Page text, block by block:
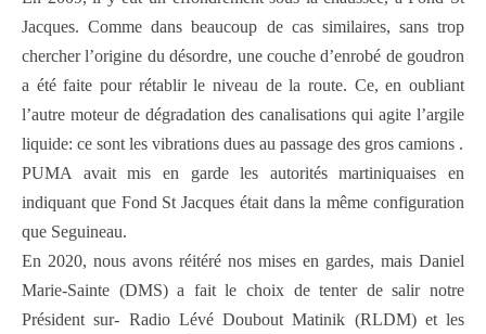
Jacques. Comme dans beaucoup de cas similaires, sans trop
chercher l’origine du désordre, une couche d’enrobé de goudron
a été faite pour rétablir le niveau de la route. Ce, en oubliant
l’autre moteur de dégradation des canalisations qui agite l’argile
liquide: ce sont les vibrations dues au passage des gros camions .
PUMA avait mis en garde les autorités martiniquaises en
indiquant que Fond St Jacques était dans la même configuration
que Seguineau.
En 2020, nous avons réitéré nos mises en gardes, mais Daniel
Marie-Sainte (DMS) a fait le choix de tenter de salir notre
Président sur- Radio Lévé Doubout Matinik (RLDM) et les